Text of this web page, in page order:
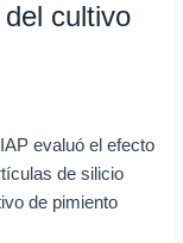
cultivo
evaluó el efecto
de silicio
de pimiento